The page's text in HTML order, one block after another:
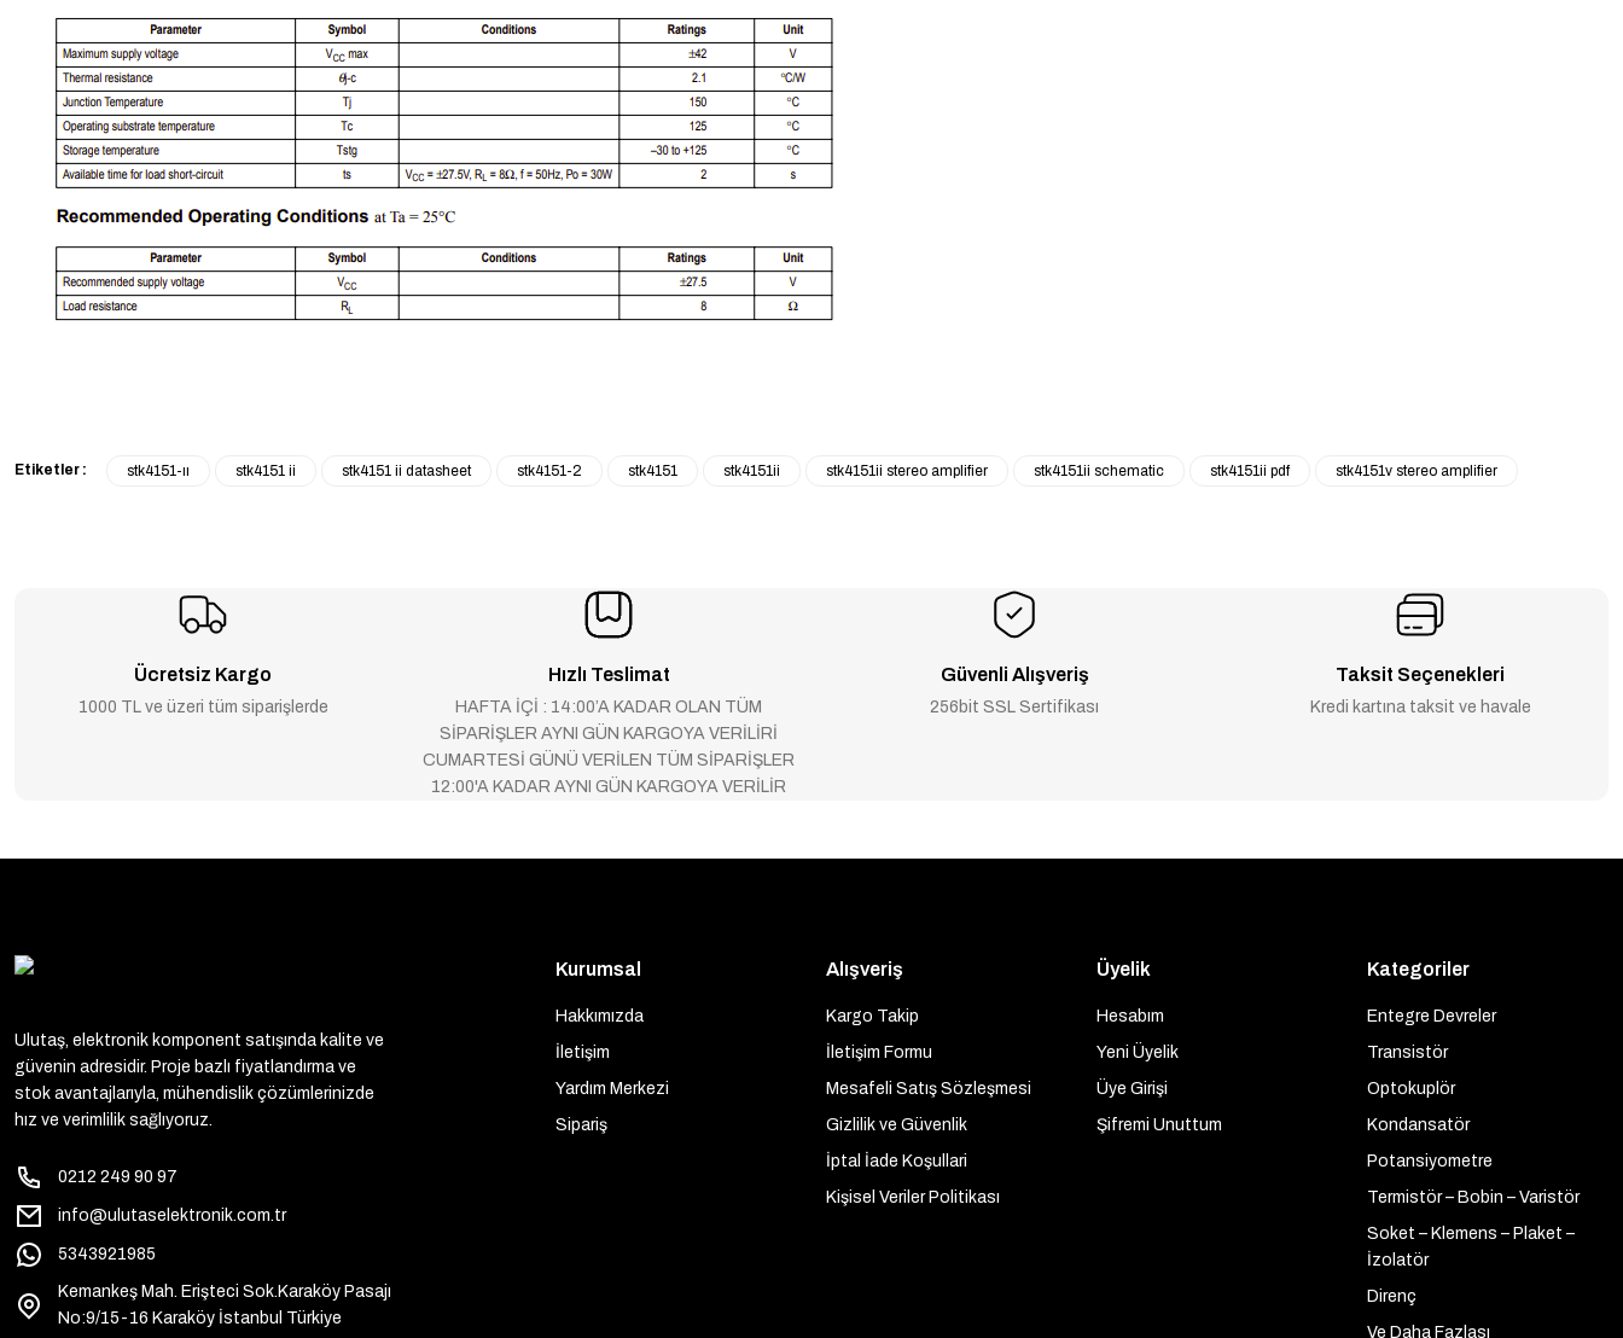
Etiketler : stk4151-ıı stk4151 ii stk4151 ii datasheet stk4151-2 stk4151 stk4151ii stk4151ii stereo amplifier stk4151ii schematic stk4151ii pdf stk4151v stereo amplifier
Ücretsiz Kargo
1000 TL ve üzeri tüm siparişlerde
Hızlı Teslimat
HAFTA İÇİ : 14:00’A KADAR OLAN TÜM
SİPARİŞLER AYNI GÜN KARGOYA VERİLİRİ
CUMARTESİ GÜNÜ VERİLEN TÜM SİPARİŞLER
12:00'A KADAR AYNI GÜN KARGOYA VERİLİR
Güvenli Alışveriş
256bit SSL Sertifikası
Taksit Seçenekleri
Kredi kartına taksit ve havale
Ulutaş, elektronik komponent satışında kalite ve
güvenin adresidir. Proje bazlı fiyatlandırma ve
stok avantajlarıyla, mühendislik çözümlerinizde
hız ve verimlilik sağlıyoruz.
0212 249 90 97
info@ulutaselektronik.com.tr
5343921985
Kemankeş Mah. Erişteci Sok.Karaköy Pasajı
No:9/15-16 Karaköy İstanbul Türkiye
Kurumsal
Hakkımızda
İletişim
Yardım Merkezi
Sipariş
Alışveriş
Kargo Takip
İletişim Formu
Mesafeli Satış Sözleşmesi
Gizlilik ve Güvenlik
İptal İade Koşullari
Kişisel Veriler Politikası
Üyelik
Hesabım
Yeni Üyelik
Üye Girişi
Şifremi Unuttum
Kategoriler
Entegre Devreler
Transistör
Optokuplör
Kondansatör
Potansiyometre
Termistör – Bobin – Varistör
Soket – Klemens – Plaket –
İzolatör
Direnç
Ve Daha Fazlası